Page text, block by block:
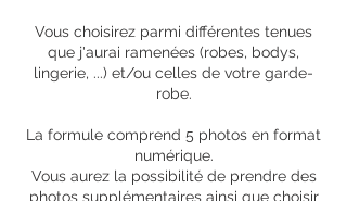
Vous choisirez parmi différentes tenues
que j'aurai ramenées (robes, bodys,
lingerie, ...) et/ou celles de votre garde-
robe.
La formule comprend 5 photos en format
numérique.
Vous aurez la possibilité de prendre des
photos supplémentaires ainsi que choisir